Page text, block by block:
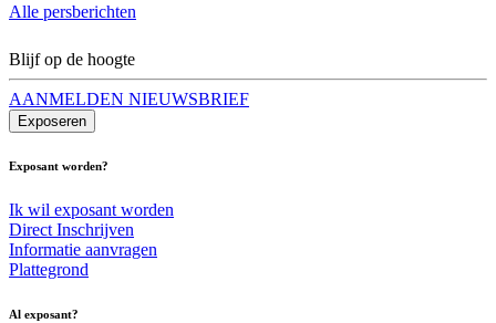
Alle persberichten
Blijf op de hoogte
AANMELDEN NIEUWSBRIEF
Exposeren
Exposant worden?
Ik wil exposant worden
Direct Inschrijven
Informatie aanvragen
Plattegrond
Al exposant?